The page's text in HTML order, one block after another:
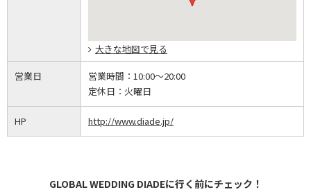
大きな地図で見る
営業日 営業時間： 10:00～20:00
定休日： 火曜日
HP http://www.diade.jp/
GLOBAL WEDDING DIADEに行く前にチェック！